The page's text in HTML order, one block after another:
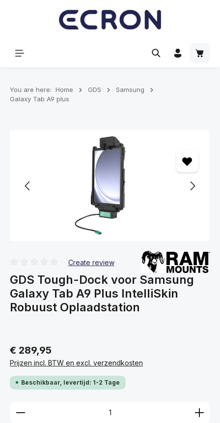
You are here: Home GDS
Samsung
Galaxy Tab A9 plus
Afbeeldingengalerij overslaan
Gemiddelde waardering van 0 van 5 sterren
Create review
GDS Tough-Dock voor Samsung
Galaxy Tab A9 Plus IntelliSkin
Robuust Oplaadstation
€ 289,95
Prijzen incl. BTW en excl. verzendkosten
Beschikbaar, levertijd: 1-2 Tage
Producthoeveelheid: Voer de gewenste